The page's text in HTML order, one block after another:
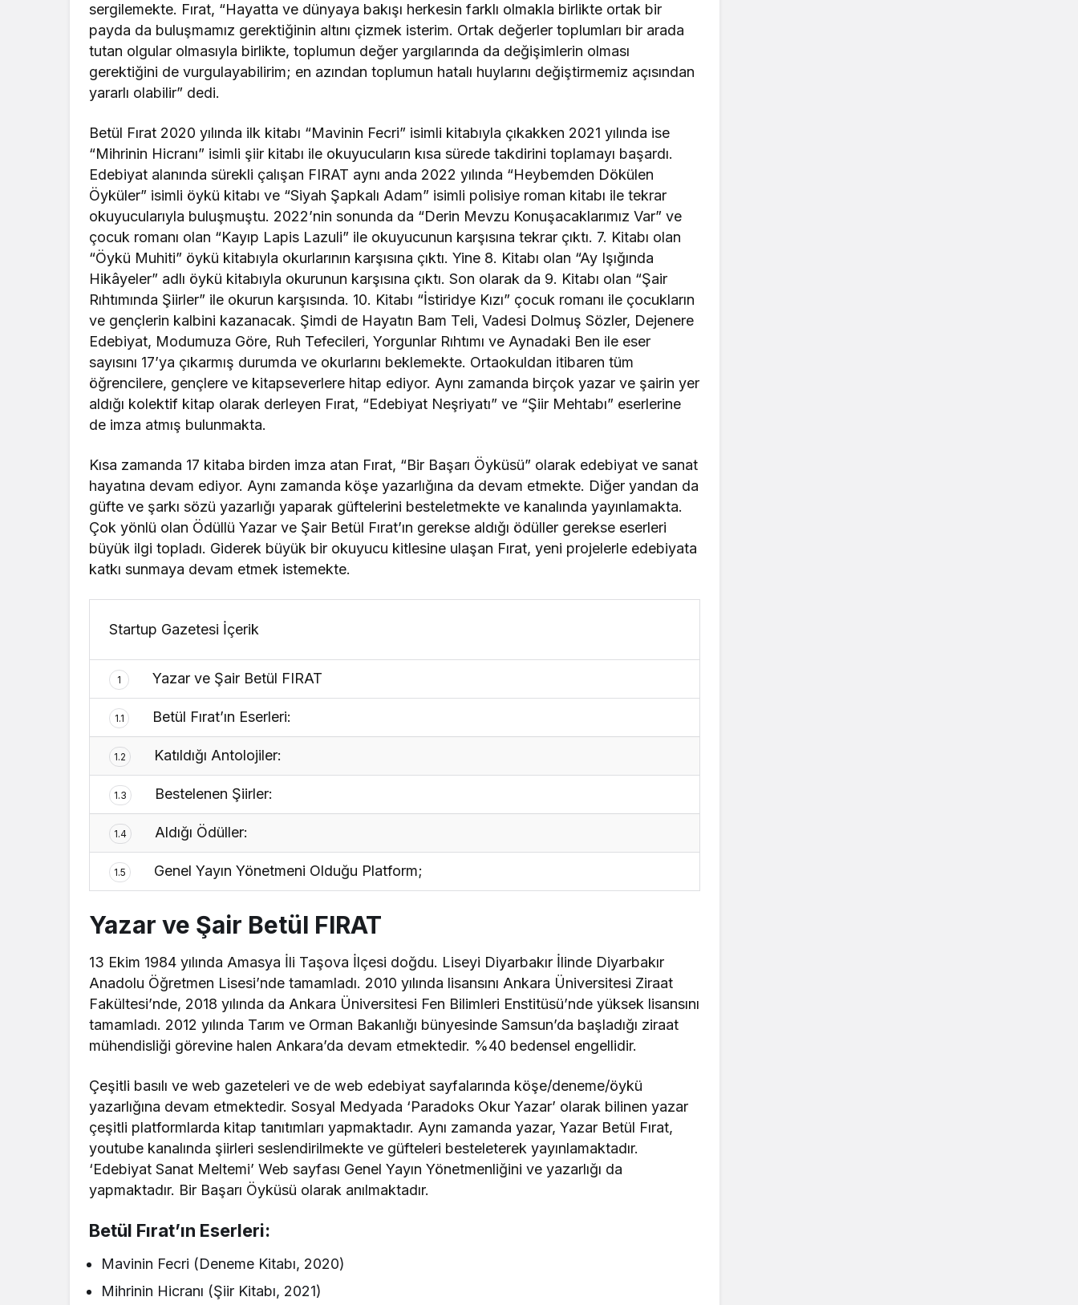
sergilemekte. Fırat, “Hayatta ve dünyaya bakışı herkesin farklı olmakla birlikte ortak bir
payda da buluşmamız gerektiğinin altını çizmek isterim. Ortak değerler toplumları bir arada
tutan olgular olmasıyla birlikte, toplumun değer yargılarında da değişimlerin olması
gerektiğini de vurgulayabilirim; en azından toplumun hatalı huylarını değiştirmemiz açısından
yararlı olabilir” dedi.
Betül Fırat 2020 yılında ilk kitabı “Mavinin Fecri” isimli kitabıyla çıkakken 2021 yılında ise
“Mihrinin Hicranı” isimli şiir kitabı ile okuyucuların kısa sürede takdirini toplamayı başardı.
Edebiyat alanında sürekli çalışan FIRAT aynı anda 2022 yılında “Heybemden Dökülen
Öyküler” isimli öykü kitabı ve “Siyah Şapkalı Adam” isimli polisiye roman kitabı ile tekrar
okuyucularıyla buluşmuştu. 2022’nin sonunda da “Derin Mevzu Konuşacaklarımız Var” ve
çocuk romanı olan “Kayıp Lapis Lazuli” ile okuyucunun karşısına tekrar çıktı. 7. Kitabı olan
“Öykü Muhiti” öykü kitabıyla okurlarının karşısına çıktı. Yine 8. Kitabı olan “Ay Işığında
Hikâyeler” adlı öykü kitabıyla okurunun karşısına çıktı. Son olarak da 9. Kitabı olan “Şair
Rıhtımında Şiirler” ile okurun karşısında. 10. Kitabı “İstiridye Kızı” çocuk romanı ile çocukların
ve gençlerin kalbini kazanacak. Şimdi de Hayatın Bam Teli, Vadesi Dolmuş Sözler, Dejenere
Edebiyat, Modumuza Göre, Ruh Tefecileri, Yorgunlar Rıhtımı ve Aynadaki Ben ile eser
sayısını 17’ya çıkarmış durumda ve okurlarını beklemekte. Ortaokuldan itibaren tüm
öğrencilere, gençlere ve kitapseverlere hitap ediyor. Aynı zamanda birçok yazar ve şairin yer
aldığı kolektif kitap olarak derleyen Fırat, “Edebiyat Neşriyatı” ve “Şiir Mehtabı” eserlerine
de imza atmış bulunmakta.
Kısa zamanda 17 kitaba birden imza atan Fırat, “Bir Başarı Öyküsü” olarak edebiyat ve sanat
hayatına devam ediyor. Aynı zamanda köşe yazarlığına da devam etmekte. Diğer yandan da
güfte ve şarkı sözü yazarlığı yaparak güftelerini besteletmekte ve kanalında yayınlamakta.
Çok yönlü olan Ödüllü Yazar ve Şair Betül Fırat’ın gerekse aldığı ödüller gerekse eserleri
büyük ilgi topladı. Giderek büyük bir okuyucu kitlesine ulaşan Fırat, yeni projelerle edebiyata
katkı sunmaya devam etmek istemekte.
Startup Gazetesi İçerik
1 Yazar ve Şair Betül FIRAT
1.1 Betül Fırat’ın Eserleri:
1.2 Katıldığı Antolojiler:
1.3 Bestelenen Şiirler:
1.4 Aldığı Ödüller:
1.5 Genel Yayın Yönetmeni Olduğu Platform;
Yazar ve Şair Betül FIRAT
13 Ekim 1984 yılında Amasya İli Taşova İlçesi doğdu. Liseyi Diyarbakır İlinde Diyarbakır
Anadolu Öğretmen Lisesi’nde tamamladı. 2010 yılında lisansını Ankara Üniversitesi Ziraat
Fakültesi’nde, 2018 yılında da Ankara Üniversitesi Fen Bilimleri Enstitüsü’nde yüksek lisansını
tamamladı. 2012 yılında Tarım ve Orman Bakanlığı bünyesinde Samsun’da başladığı ziraat
mühendisliği görevine halen Ankara’da devam etmektedir. %40 bedensel engellidir.
Çeşitli basılı ve web gazeteleri ve de web edebiyat sayfalarında köşe/deneme/öykü
yazarlığına devam etmektedir. Sosyal Medyada ‘Paradoks Okur Yazar’ olarak bilinen yazar
çeşitli platformlarda kitap tanıtımları yapmaktadır. Aynı zamanda yazar, Yazar Betül Fırat,
youtube kanalında şiirleri seslendirilmekte ve güfteleri besteleterek yayınlamaktadır.
‘Edebiyat Sanat Meltemi’ Web sayfası Genel Yayın Yönetmenliğini ve yazarlığı da
yapmaktadır. Bir Başarı Öyküsü olarak anılmaktadır.
Betül Fırat’ın Eserleri:
Mavinin Fecri (Deneme Kitabı, 2020)
Mihrinin Hicranı (Şiir Kitabı, 2021)